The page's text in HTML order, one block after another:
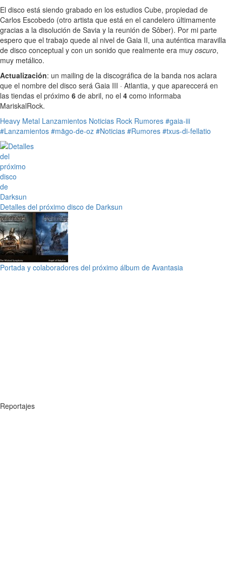
El disco está siendo grabado en los estudios Cube, propiedad de
Carlos Escobedo (otro artista que está en el candelero últimamente
gracias a la disolución de Savia y la reunión de Sôber). Por mi parte
espero que el trabajo quede al nivel de Gaia II, una auténtica maravilla
de disco conceptual y con un sonido que realmente era muy oscuro,
muy metálico.
Actualización: un mailing de la discográfica de la banda nos aclara
que el nombre del disco será Gaia III · Atlantia, y que apareccerá en
las tiendas el próximo 6 de abril, no el 4 como informaba
MariskalRock.
Heavy Metal Lanzamientos Noticias Rock Rumores #gaia-iii
#Lanzamientos #mägo-de-oz #Noticias #Rumores #txus-di-fellatio
Detalles del próximo disco de Darksun
Portada y colaboradores del próximo álbum de Avantasia
Reportajes